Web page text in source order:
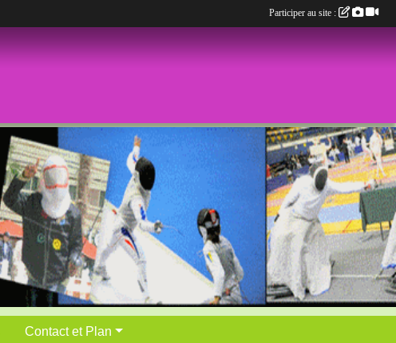
Contact et Plan
Participer au site :